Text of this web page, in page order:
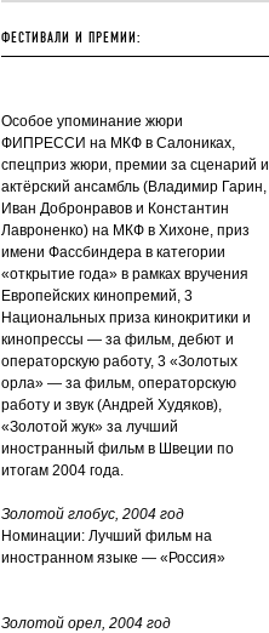
ФЕСТИВАЛИ И ПРЕМИИ:
Особое упоминание жюри
ФИПРЕССИ на МКФ в Салониках,
спецприз жюри, премии за сценарий и
актёрский ансамбль (Владимир Гарин,
Иван Добронравов и Константин
Лавроненко) на МКФ в Хихоне, приз
имени Фассбиндера в категории
«открытие года» в рамках вручения
Европейских кинопремий, 3
Национальных приза кинокритики и
кинопрессы — за фильм, дебют и
операторскую работу, 3 «Золотых
орла» — за фильм, операторскую
работу и звук (Андрей Худяков),
«Золотой жук» за лучший
иностранный фильм в Швеции по
итогам 2004 года.
Золотой глобус, 2004 год
Номинации: Лучший фильм на
иностранном языке — «Россия»
Золотой орел, 2004 год